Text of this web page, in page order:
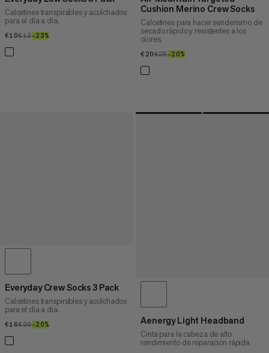
Calcetines transpirables y acolchados
para el día a día.
€10€10
€13€13
–23%
Cushion Merino Crew Socks
Calcetines para hacer senderismo de
secado rápido y resistentes a los
olores.
€20€20
€25€25
–20%
Everyday Crew Socks 3 Pack
Calcetines transpirables y acolchados
para el día a día.
€16€16
€20€20
–20% Aenergy Light Headband
Cinta para la cabeza de alto
rendimiento de reparación rápida